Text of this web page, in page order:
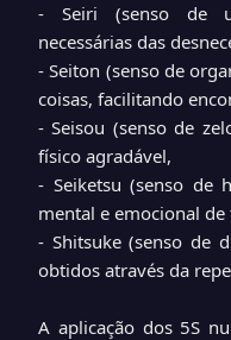
- Seiri (senso de
necessárias das
- Seiton (senso de
coisas, facilitando
- Seisou (senso de
físico agradável,
- Seiketsu (senso de
mental e emocional
- Shitsuke (senso de
obtidos através da
A aplicação dos 5S